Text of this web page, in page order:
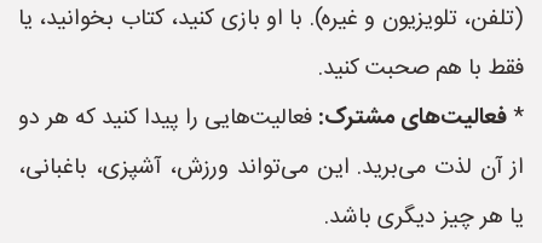
(تلفن، تلویزیون و غیره). با او بازی کنید، کتاب بخوانید، یا
فقط با هم صحبت کنید.
*فعالیت‌های مشترک: فعالیت‌هایی را پیدا کنید که هر دو
از آن لذت می‌برید. این می‌تواند ورزش، آشپزی، باغبانی،
یا هر چیز دیگری باشد.